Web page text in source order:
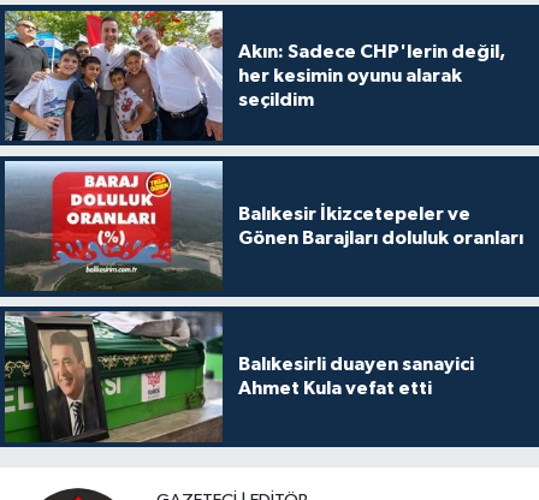
Akın: Sadece CHP'lerin değil,
her kesimin oyunu alarak
seçildim
Balıkesir İkizcetepeler ve
Gönen Barajları doluluk oranları
Balıkesirli duayen sanayici
Ahmet Kula vefat etti